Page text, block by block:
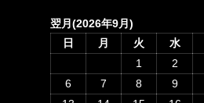
翌月(2026年9月)
日
月 火 水
1
2
6
7 8 9